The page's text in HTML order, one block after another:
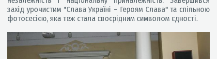
захід урочистим "Слава Україні – Героям Слава" та спільною
фотосесією, яка теж стала своєрідним символом єдності.